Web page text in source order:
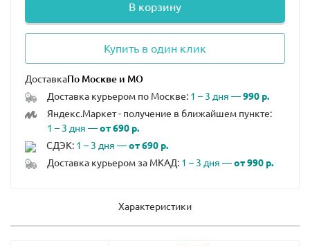
В корзину
Купить в один клик
Доставка
Доставка курьером по Москве: 1 – 3 дня —990 р.
Яндекс.Маркет - получение в ближайшем пункте:
1 – 3 дня —от 690 р.
СДЭК: 1 – 3 дня —от 690 р.
Доставка курьером за МКАД: 1 – 3 дня —от 990 р.
Характеристики